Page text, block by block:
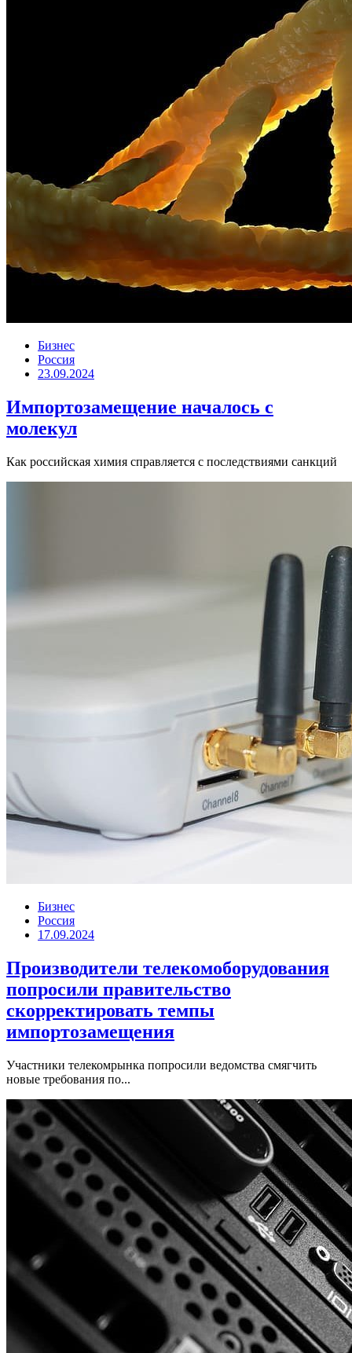
Бизнес
Россия
23.09.2024
Импортозамещение началось с
молекул
Как российская химия справляется с последствиями санкций
Бизнес
Россия
17.09.2024
Производители телекомоборудования
попросили правительство
скорректировать темпы
импортозамещения
Участники телекомрынка попросили ведомства смягчить
новые требования по...